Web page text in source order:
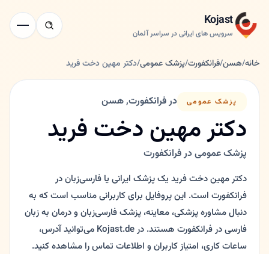
Kojast
سرویس های ایرانی در سراسر آلمان
خانه/هسن/فرانکفورت/پزشک عمومی/دکتر مهین دخت فرید
پزشک عمومی در فرانکفورت, هسن
دکتر مهین دخت فرید
پزشک عمومی در فرانکفورت
دکتر مهین دخت فرید یک پزشک ایرانی یا فارسی‌زبان در
فرانکفورت است. این پروفایل برای کاربرانی مناسب است که به
دنبال مشاوره پزشکی، معاینه، پزشک فارسی‌زبان و درمان به زبان
فارسی در فرانکفورت هستند. در Kojast.de می‌توانید آدرس،
ساعات کاری، امتیاز کاربران و اطلاعات تماس را مشاهده کنید.